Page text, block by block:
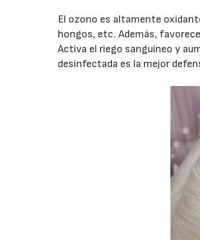
El ozono es altamente
hongos, etc. Además,
Activa el riego sanguíneo y
desinfectada es la mejor